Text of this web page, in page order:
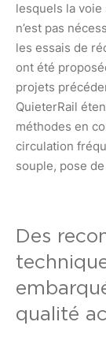
lesquels la
n’est pas
les essais de
ont été
projets
QuieterRail
méthodes en
circulation
souple, pose
Des
qualité